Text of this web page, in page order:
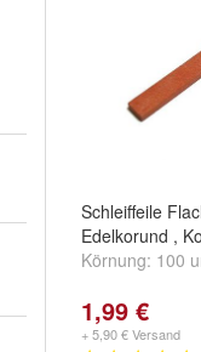
Schleiffeile
Edelkorund ,
Körnung: 100
1,99 €
+ 5,90 € Versand